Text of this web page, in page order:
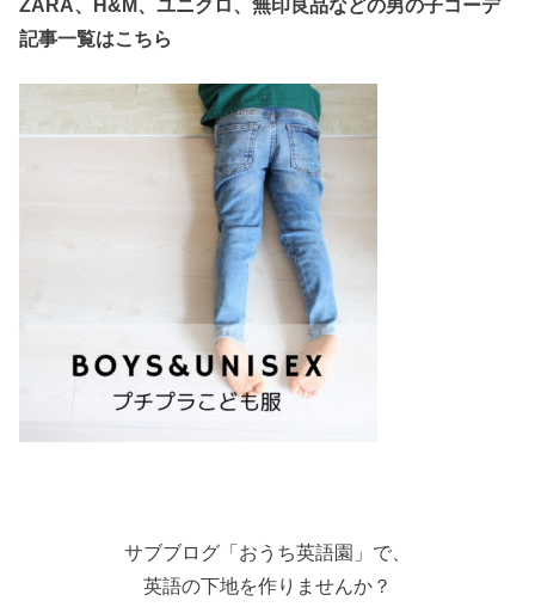
ZARA、H&M、ユニクロ、無印良品などの男の子コーデ
記事一覧はこちら
サブブログ「おうち英語園」で、
英語の下地を作りませんか？